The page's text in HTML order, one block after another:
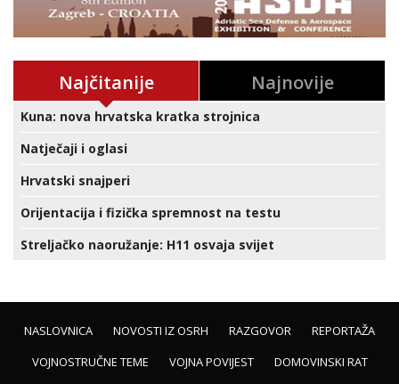
Najčitanije Najnovije
Kuna: nova hrvatska kratka strojnica
Natječaji i oglasi
Hrvatski snajperi
Orijentacija i fizička spremnost na testu
Streljačko naoružanje: H11 osvaja svijet
NASLOVNICA NOVOSTI IZ OSRH RAZGOVOR
REPORTAŽA
VOJNOSTRUČNE TEME
VOJNA POVIJEST
DOMOVINSKI RAT